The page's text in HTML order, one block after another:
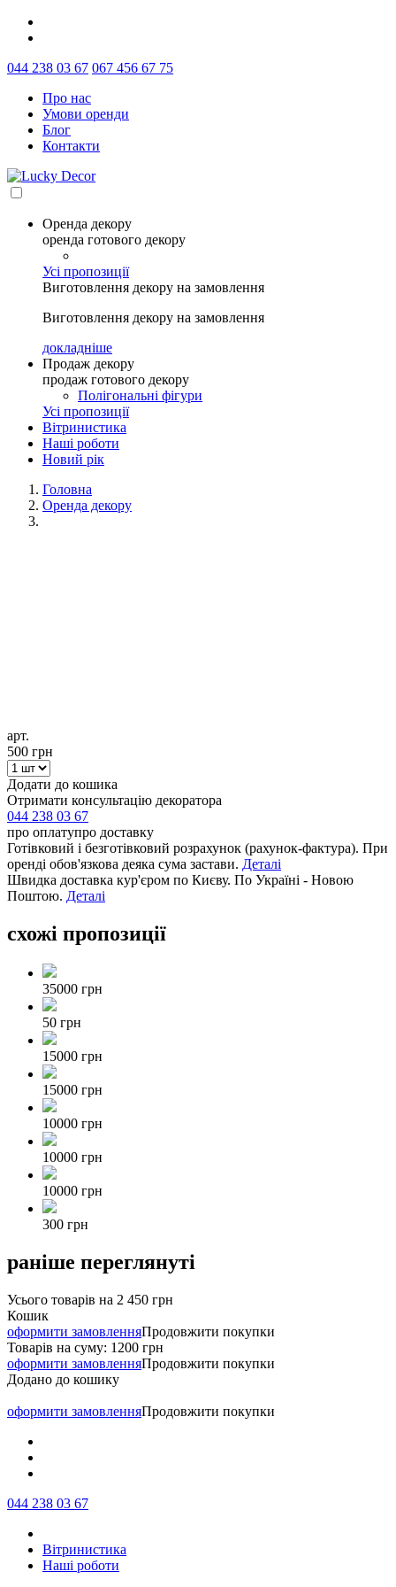
044 238 03 67 067 456 67 75
Про нас
Умови оренди
Блог
Контакти
Оренда декору
оренда готового декору
Усі пропозиції
Виготовлення декору на замовлення
Виготовлення декору на замовлення
докладніше
Продаж декору
продаж готового декору
Полігональні фігури
Усі пропозиції
Вітринистика
Наші роботи
Новий рік
Головна
Оренда декору
арт.
500 грн
Додати до кошика
Отримати консультацію декоратора
044 238 03 67
про оплатупро доставку
Готівковий і безготівковий розрахунок (рахунок-фактура). При
оренді обов'язкова деяка сума застави. Деталі
Швидка доставка кур'єром по Києву. По Україні - Новою
Поштою. Деталі
схожі пропозиції
35000 грн
50 грн
15000 грн
15000 грн
10000 грн
10000 грн
10000 грн
300 грн
раніше переглянуті
Усього товарів на 2 450 грн
Кошик
оформити замовленняПродовжити покупки
Товарів на суму: 1200 грн
оформити замовленняПродовжити покупки
Додано до кошику
оформити замовленняПродовжити покупки
044 238 03 67
Вітринистика
Наші роботи